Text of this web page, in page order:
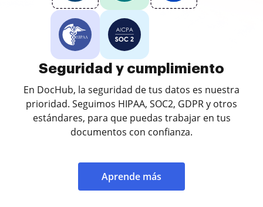
Seguridad y cumplimiento
En DocHub, la seguridad de tus datos es nuestra
prioridad. Seguimos HIPAA, SOC2, GDPR y otros
estándares, para que puedas trabajar en tus
documentos con confianza.
Aprende más